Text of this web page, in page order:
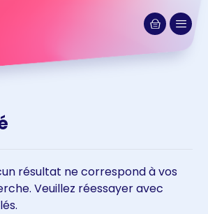
résultat ne correspond à vos
Veuillez réessayer avec